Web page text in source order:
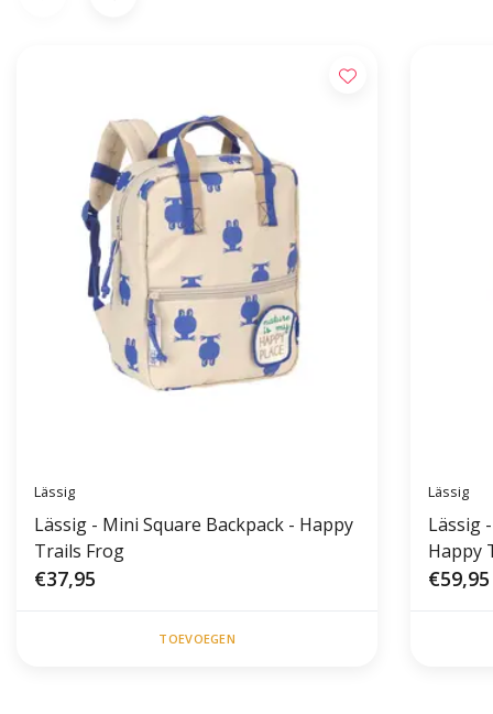
Lässig
Lässig - Mini Square Backpack - Happy
Trails Frog
€37,95
TOEVOEGEN
Lässig
Lässig
Happy
€59,95